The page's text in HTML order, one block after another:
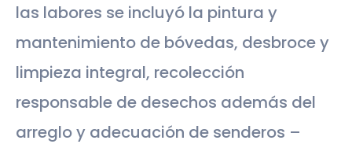
las labores se incluyó la pintura y
mantenimiento de bóvedas, desbroce y
limpieza integral, recolección
responsable de desechos además del
arreglo y adecuación de senderos –